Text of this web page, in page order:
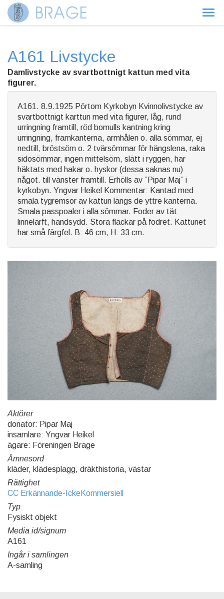
A161 Livstycke
Damlivstycke av svartbottnigt kattun med vita
figurer.
A161. 8.9.1925 Pörtom Kyrkobyn Kvinnolivstycke av
svartbottnigt karttun med vita figurer, låg, rund
urringning framtill, röd bomulls kantning kring
urringning, framkanterna, armhålen o. alla sömmar, ej
nedtill, bröstsöm o. 2 tvärsömmar för hängslena, raka
sidosömmar, ingen mittelsöm, slätt i ryggen, har
häktats med hakar o. hyskor (dessa saknas nu)
något. till vänster framtill. Erhölls av ”Pipar Maj” i
kyrkobyn. Yngvar Heikel Kommentar: Kantad med
smala tygremsor av kattun längs de yttre kanterna.
Smala passpoaler i alla sömmar. Foder av tät
linnelärft, handsydd. Stora fläckar på fodret. Kattunet
har små färgfel. B: 46 cm, H: 33 cm.
Aktörer
donator: Pipar Maj
insamlare: Yngvar Heikel
ägare: Föreningen Brage
Ämnesord
kläder, klädesplagg, dräkthistoria, västar
Rättighet
CC Erkännande-IckeKommersiell
Typ
Fysiskt objekt
Media id/signum
A161
Ingår i samlingen
A-samling